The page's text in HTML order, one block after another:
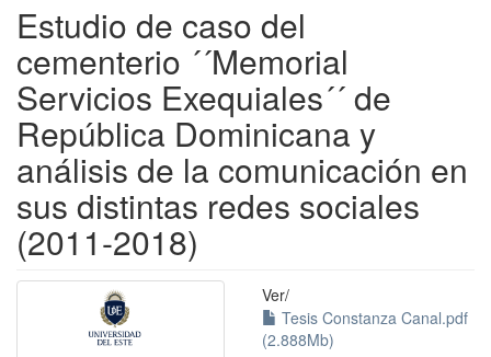
Estudio de caso del
cementerio ´´Memorial
Servicios Exequiales´´ de
República Dominicana y
análisis de la comunicación en
sus distintas redes sociales
(2011-2018)
Ver/
Tesis Constanza Canal.pdf
(2.888Mb)